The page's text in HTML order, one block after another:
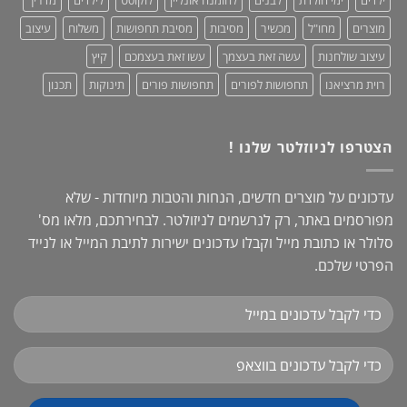
מוצרים
מחו"ל מכשיר מסיבות מסיבת תחפושות משלוח
עיצוב
עיצוב שולחנות
עשה זאת בעצמך עשו זאת בעצמכם
קיץ
רוית מרציאנו
תחפושות לפורים תחפושות פורים תינוקות תכנון
הצטרפו לניוזלטר שלנו !
עדכונים על מוצרים חדשים, הנחות והטבות מיוחדות - שלא
מפורסמים באתר, רק לנרשמים לניזולטר. לבחירתכם, מלאו מס'
סלולר או כתובת מייל וקבלו עדכונים ישירות לתיבת המייל או לנייד
הפרטי שלכם.